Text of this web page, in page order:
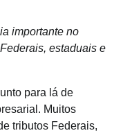
importante no
estaduais e
para lá de
Muitos
tributos Federais,